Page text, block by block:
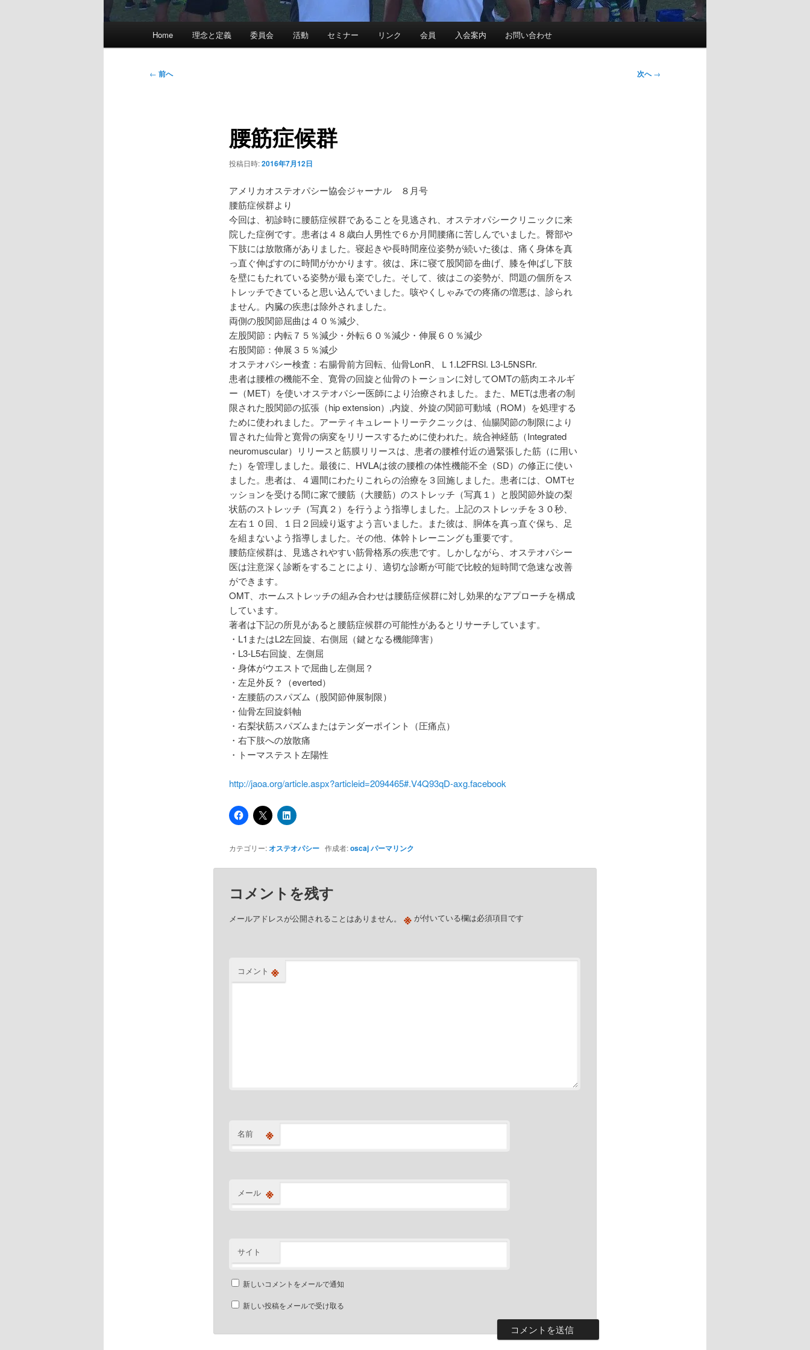
Home 理念と定義 委員会 活動 セミナー リンク 会員 入会案内 お問い合わせ
投
← 前へ 次へ→
腰筋症候群
投稿日時:2016年7月12日
アメリカオステオパシー協会ジャーナル ８月号
腰筋症候群より
今回は、初診時に腰筋症候群であることを見逃され、オステオパシークリニックに来
院した症例です。患者は４８歳白人男性で６か月間腰痛に苦しんでいました。臀部や
下肢には放散痛がありました。寝起きや長時間座位姿勢が続いた後は、痛く身体を真
っ直ぐ伸ばすのに時間がかかります。彼は、床に寝て股関節を曲げ、膝を伸ばし下肢
を壁にもたれている姿勢が最も楽でした。そして、彼はこの姿勢が、問題の個所をス
トレッチできていると思い込んでいました。咳やくしゃみでの疼痛の増悪は、診られ
ません。内臓の疾患は除外されました。
両側の股関節屈曲は４０％減少、
左股関節：内転７５％減少・外転６０％減少・伸展６０％減少
右股関節：伸展３５％減少
オステオパシー検査：右腸骨前方回転、仙骨LonR、Ｌ1.L2FRSl. L3-L5NSRr.
患者は腰椎の機能不全、寛骨の回旋と仙骨のトーションに対してOMTの筋肉エネルギ
ー（MET）を使いオステオパシー医師により治療されました。また、METは患者の制
限された股関節の拡張（hip extension）,内旋、外旋の関節可動域（ROM）を処理する
ために使われました。アーティキュレートリーテクニックは、仙腸関節の制限により
冒された仙骨と寛骨の病変をリリースするために使われた。統合神経筋（Integrated
neuromuscular）リリースと筋膜リリースは、患者の腰椎付近の過緊張した筋（に用い
た）を管理しました。最後に、HVLAは彼の腰椎の体性機能不全（SD）の修正に使い
ました。患者は、４週間にわたりこれらの治療を３回施しました。患者には、OMTセ
ッションを受ける間に家で腰筋（大腰筋）のストレッチ（写真１）と股関節外旋の梨
状筋のストレッチ（写真２）を行うよう指導しました。上記のストレッチを３０秒、
左右１０回、１日２回繰り返すよう言いました。また彼は、胴体を真っ直ぐ保ち、足
を組まないよう指導しました。その他、体幹トレーニングも重要です。
腰筋症候群は、見逃されやすい筋骨格系の疾患です。しかしながら、オステオパシー
医は注意深く診断をすることにより、適切な診断が可能で比較的短時間で急速な改善
ができます。
OMT、ホームストレッチの組み合わせは腰筋症候群に対し効果的なアプローチを構成
しています。
著者は下記の所見があると腰筋症候群の可能性があるとリサーチしています。
・L1またはL2左回旋、右側屈（鍵となる機能障害）
・L3-L5右回旋、左側屈
・身体がウエストで屈曲し左側屈？
・左足外反？（everted）
・左腰筋のスパズム（股関節伸展制限）
・仙骨左回旋斜軸
・右梨状筋スパズムまたはテンダーポイント（圧痛点）
・右下肢への放散痛
・トーマステスト左陽性
http://jaoa.org/article.aspx?articleid=2094465#.V4Q93qD-axg.facebook
カテゴリー:オステオパシー作成者:oscajパーマリンク
コメントを残す
メールアドレスが公開されることはありません。 ※が付いている欄は必須項目です
コメント ※
名前 ※
メール ※
サイト
新しいコメントをメールで通知
新しい投稿をメールで受け取る